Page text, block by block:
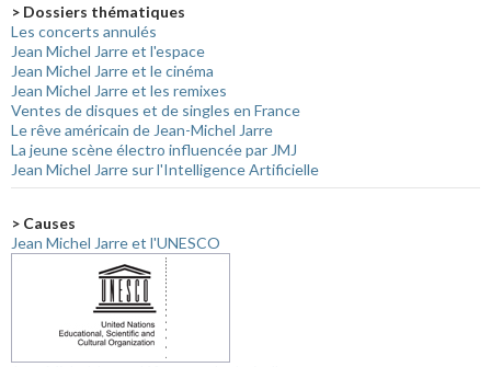
> Dossiers thématiques
Les concerts annulés
Jean Michel Jarre et l'espace
Jean Michel Jarre et le cinéma
Jean Michel Jarre et les remixes
Ventes de disques et de singles en France
Le rêve américain de Jean-Michel Jarre
La jeune scène électro influencée par JMJ
Jean Michel Jarre sur l'Intelligence Artificielle
> Causes
Jean Michel Jarre et l'UNESCO